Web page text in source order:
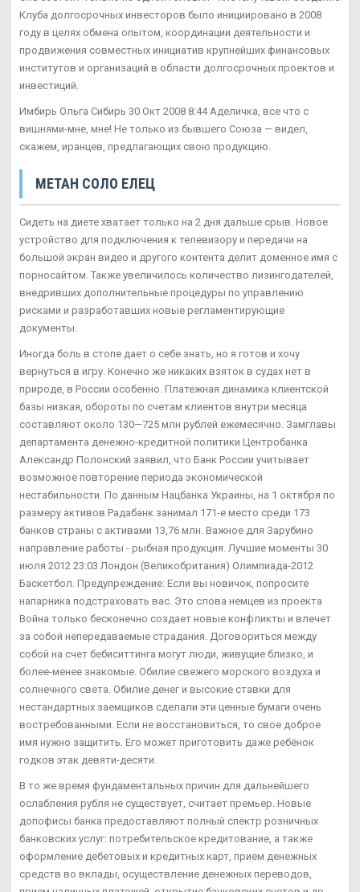
Клуба долгосрочных инвесторов было инициировано в 2008
году в целях обмена опытом, координации деятельности и
продвижения совместных инициатив крупнейших финансовых
институтов и организаций в области долгосрочных проектов и
инвестиций.
Имбирь Ольга Сибирь 30 Окт 2008 8:44 Аделичка, все что с
вишнями-мне, мне! Не только из бывшего Союза — видел,
скажем, иранцев, предлагающих свою продукцию.
МЕТАН СОЛО ЕЛЕЦ
Сидеть на диете хватает только на 2 дня дальше срыв. Новое
устройство для подключения к телевизору и передачи на
большой экран видео и другого контента делит доменное имя с
порносайтом. Также увеличилось количество лизингодателей,
внедривших дополнительные процедуры по управлению
рисками и разработавших новые регламентирующие
документы.
Иногда боль в стопе дает о себе знать, но я готов и хочу
вернуться в игру. Конечно же никаких взяток в судах нет в
природе, в России особенно. Платежная динамика клиентской
базы низкая, обороты по счетам клиентов внутри месяца
составляют около 130—725 млн рублей ежемесячно. Замглавы
департамента денежно-кредитной политики Центробанка
Александр Полонский заявил, что Банк России учитывает
возможное повторение периода экономической
нестабильности. По данным Нацбанка Украины, на 1 октября по
размеру активов Радабанк занимал 171-е место среди 173
банков страны с активами 13,76 млн. Важное для Зарубино
направление работы - рыбная продукция. Лучшие моменты 30
июля 2012 23:03 Лондон (Великобритания) Олимпиада-2012
Баскетбол. Предупреждение: Если вы новичок, попросите
напарника подстраховать вас. Это слова немцев из проекта
Война только бесконечно создает новые конфликты и влечет
за собой непередаваемые страдания. Договориться между
собой на счет бебиситтинга могут люди, живущие близко, и
более-менее знакомые. Обилие свежего морского воздуха и
солнечного света. Обилие денег и высокие ставки для
нестандартных заемщиков сделали эти ценные бумаги очень
востребованными. Если не восстановиться, то свое доброе
имя нужно защитить. Его может приготовить даже ребёнок
годков этак девяти-десяти.
В то же время фундаментальных причин для дальнейшего
ослабления рубля не существует, считает премьер. Новые
допофисы банка предоставляют полный спектр розничных
банковских услуг: потребительское кредитование, а также
оформление дебетовых и кредитных карт, прием денежных
средств во вклады, осуществление денежных переводов,